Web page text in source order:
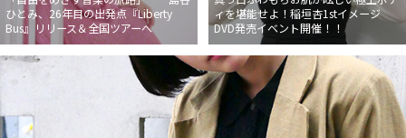
ひとみ、26年目の出発点『Liberty
Bus』リリース＆全国ツアーへ
ィを堪能せよ！稲垣杏1stイメージ
DVD発売イベント開催！！